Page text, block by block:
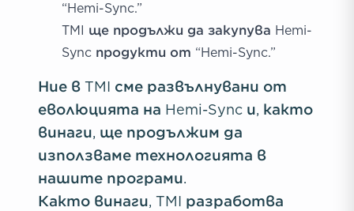
“Hemi-Sync.”
TMI ще продължи да закупува Hemi-
Sync продукти от “Hemi-Sync.”
Ние в TMI сме развълнувани от
еволюцията на Hemi-Sync и, както
винаги, ще продължим да
използваме технологията в
нашите програми.
Както винаги, TMI разработва